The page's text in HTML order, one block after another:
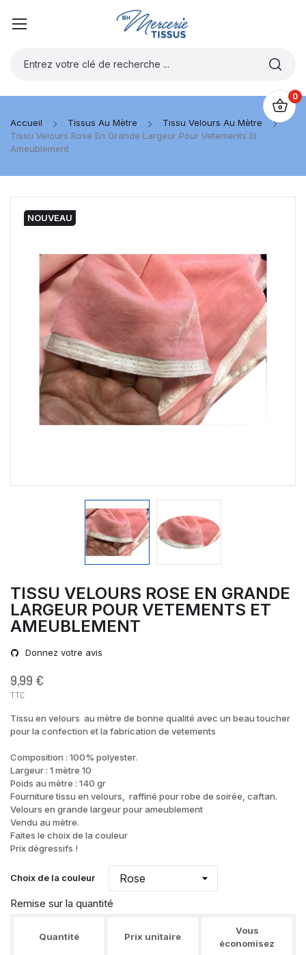
0
Accueil Tissus Au Mètre
Tissu Velours Au Mètre
Tissu Velours Rose En Grande Largeur Pour Vetements Et
Ameublement
NOUVEAU
TISSU VELOURS ROSE EN GRANDE
LARGEUR POUR VETEMENTS ET
AMEUBLEMENT
Donnez votre avis
9,99 €
TTC
Tissu en velours au mètre de bonne qualité avec un beau toucher
pour la confection et la fabrication de vetements
Composition : 100% polyester.
Largeur : 1 mètre 10
Poids au mètre : 140 gr
Fourniture tissu en velours, raffiné pour robe de soirée, caftan.
Velours en grande largeur pour ameublement
Vendu au mètre.
Faites le choix de la couleur
Prix dégressifs !
Choix de la couleur
Remise sur la quantité
Quantité Prix unitaire
Vous
économisez